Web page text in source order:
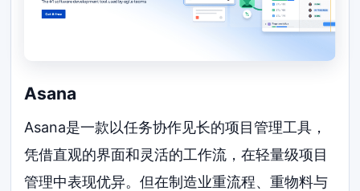
Asana
Asana是一款以任务协作见长的项目管理工具，
凭借直观的界面和灵活的工作流，在轻量级项目
管理中表现优异。但在制造业重流程、重物料与